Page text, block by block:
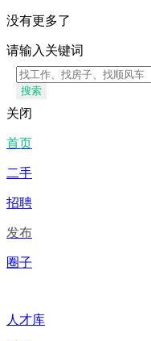
没有更多了
请输入关键词
搜索
关闭
首页
二手
招聘
发布
圈子
人才库